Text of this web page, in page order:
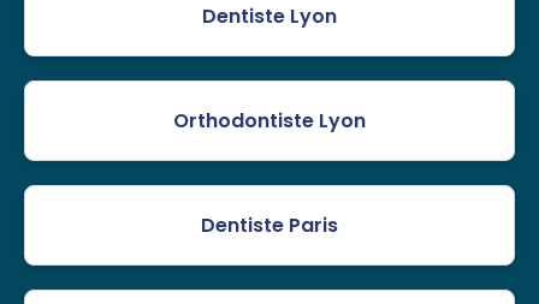
Dentiste Lyon
Orthodontiste Lyon
Dentiste Paris